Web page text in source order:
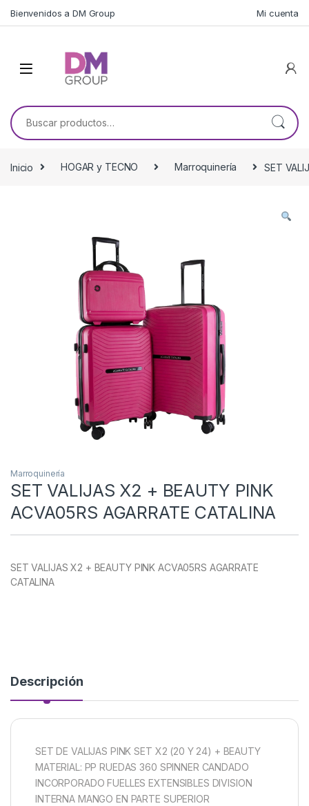
Bienvenidos a DM Group Mi cuenta
Buscar por:
Inicio HOGAR y TECNO Marroquinería SET
Marroquinería
SET VALIJAS X2 + BEAUTY PINK
ACVA05RS AGARRATE CATALINA
SET VALIJAS X2 + BEAUTY PINK ACVA05RS AGARRATE
CATALINA
Descripción
SET DE VALIJAS PINK SET X2 (20 Y 24) + BEAUTY
MATERIAL: PP RUEDAS 360 SPINNER CANDADO
INCORPORADO FUELLES EXTENSIBLES DIVISION
INTERNA MANGO EN PARTE SUPERIOR